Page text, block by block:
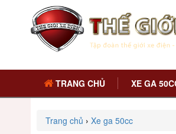
TRANG CHỦ XE GA
Trang chủ › Xe ga 50cc